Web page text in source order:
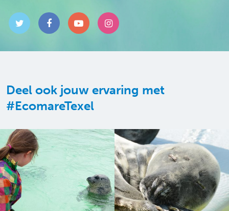
Deel ook jouw ervaring met
#EcomareTexel